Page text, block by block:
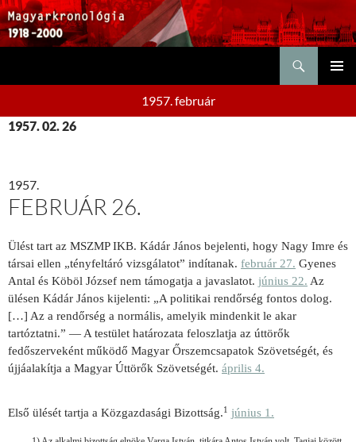
1957. február
1957. 02. 26
1957.
FEBRUÁR 26.
Ülést tart az MSZMP IKB. Kádár János bejelenti, hogy Nagy Imre és
társai ellen „tényfeltáró vizsgálatot” indítanak. február 27. Gyenes
Antal és Köböl József nem támogatja a javaslatot. június 22. Az
ülésen Kádár János kijelenti: „A politikai rendőrség fontos dolog.
[…] Az a rendőrség a normális, amelyik mindenkit le akar
tartóztatni.” — A testület határozata feloszlatja az úttörők
fedőszerveként működő Magyar Őrszemcsapatok Szövetségét, és
újjáalakítja a Magyar Úttörők Szövetségét. április 4.
Első ülését tartja a Közgazdasági Bizottság.1 június 1.